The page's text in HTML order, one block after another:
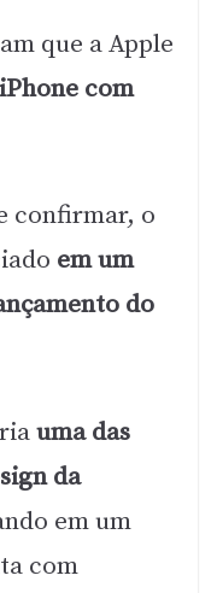
que a Apple
com
confirmar, o
em um
do
uma das
da
em um
com